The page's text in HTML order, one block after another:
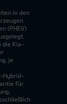
in den
(PHEV)
die Kia-
je
Hybrid-
für